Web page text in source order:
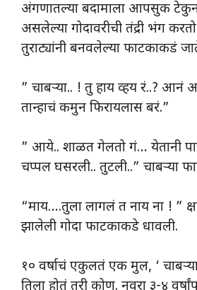
अंगणातल्या बदामाला आपसुक टेकुन
असलेल्या गोदावरीची तंद्री भंग
तुराट्यांनी बनवलेल्या फाटकाकडं‌
” चाबऱ्या.. ! तु हाय व्हय रं..? आनं
तान्हाचं कमुन फिरायलास बरं.”
” आये.. शाळत गेलतो गं… येतानी
चप्पल घसरली.. तुटली..” चाबऱ्या
“माय….तुला लागलं त नाय ना ! ”
झालेली गोदा फाटकाकडे धावली.
१० वर्षाचं एकुलतं एक मुल, ‘ चाबऱ्या